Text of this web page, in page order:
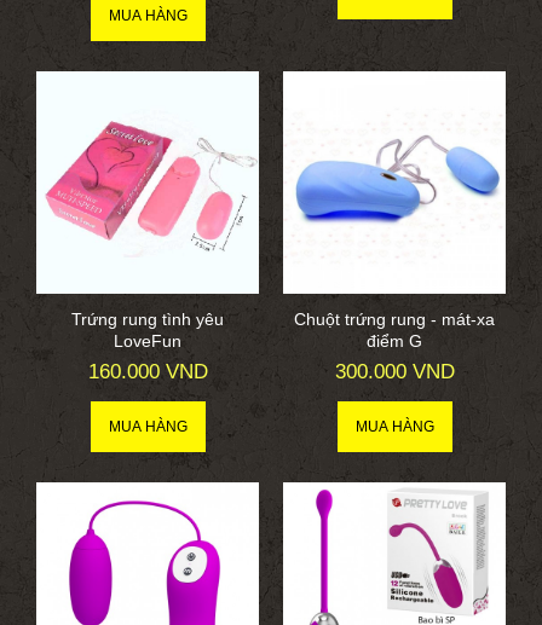
Trứng rung tình yêu
LoveFun
160.000 VND
Chuột trứng rung - mát-xa
điểm G
300.000 VND